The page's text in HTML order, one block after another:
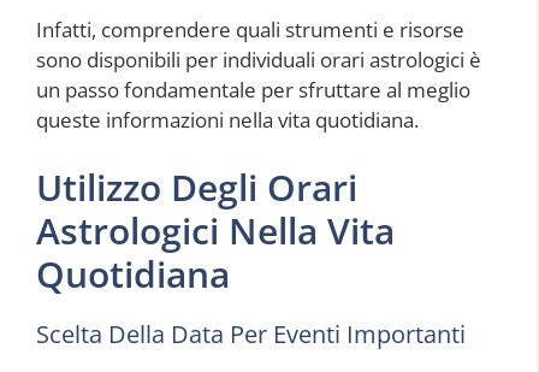
Infatti, comprendere quali strumenti e risorse
sono disponibili per individuali orari astrologici è
un passo fondamentale per sfruttare al meglio
queste informazioni nella vita quotidiana.
Utilizzo Degli Orari
Astrologici Nella Vita
Quotidiana
Scelta Della Data Per Eventi Importanti